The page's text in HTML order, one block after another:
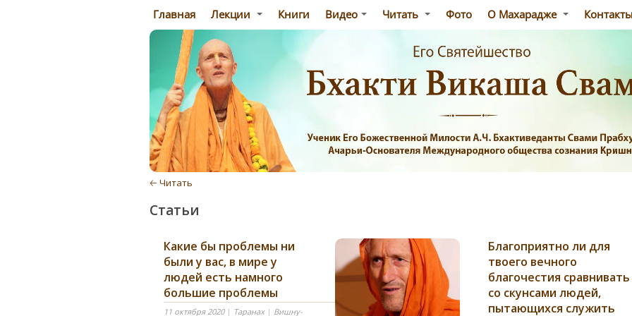
Главная Лекции Книги Видео Читать Фото О Махарадже
🡠 Читать
Статьи
Какие бы проблемы ни
были у вас, в мире у
людей есть намного
большие проблемы
11 октября 2020 | Таранах | Вишну-
Благоприятно ли для
твоего вечного
благочестия сравнивать
со скунсами людей,
пытающихся служить